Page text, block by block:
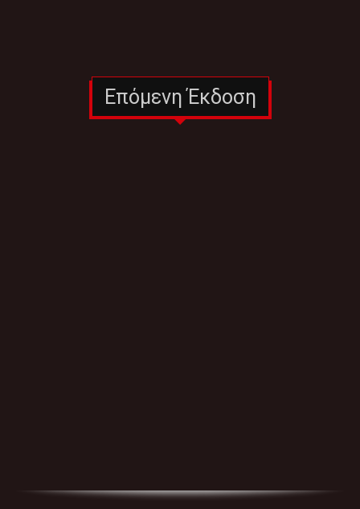
Επόμενη Έκδοση